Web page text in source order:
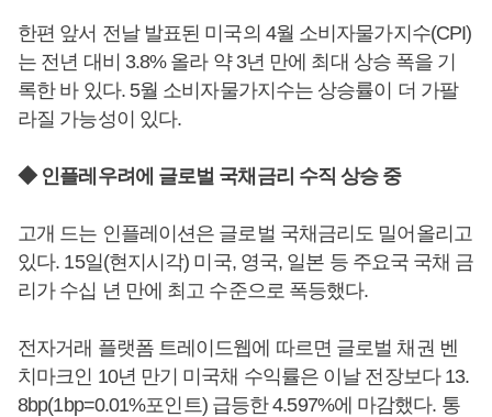
한편 앞서 전날 발표된 미국의 4월 소비자물가지수(CPI)
는 전년 대비 3.8% 올라 약 3년 만에 최대 상승 폭을 기
록한 바 있다. 5월 소비자물가지수는 상승률이 더 가팔
라질 가능성이 있다.
◆ 인플레우려에 글로벌 국채금리 수직 상승 중
고개 드는 인플레이션은 글로벌 국채금리도 밀어올리고
있다. 15일(현지시각) 미국, 영국, 일본 등 주요국 국채 금
리가 수십 년 만에 최고 수준으로 폭등했다.
전자거래 플랫폼 트레이드웹에 따르면 글로벌 채권 벤
치마크인 10년 만기 미국채 수익률은 이날 전장보다 13.
8bp(1bp=0.01%포인트) 급등한 4.597%에 마감했다. 통